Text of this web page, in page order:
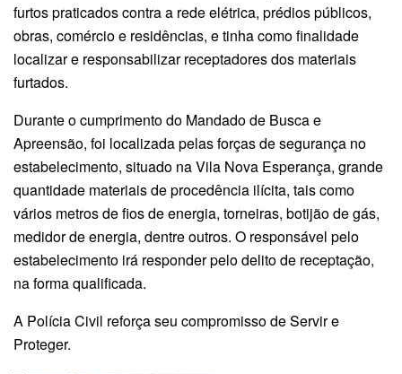
furtos praticados contra a rede elétrica, prédios públicos,
obras, comércio e residências, e tinha como finalidade
localizar e responsabilizar receptadores dos materiais
furtados.
Durante o cumprimento do Mandado de Busca e
Apreensão, foi localizada pelas forças de segurança no
estabelecimento, situado na Vila Nova Esperança, grande
quantidade materiais de procedência ilícita, tais como
vários metros de fios de energia, torneiras, botijão de gás,
medidor de energia, dentre outros. O responsável pelo
estabelecimento irá responder pelo delito de receptação,
na forma qualificada.
A Polícia Civil reforça seu compromisso de Servir e
Proteger.